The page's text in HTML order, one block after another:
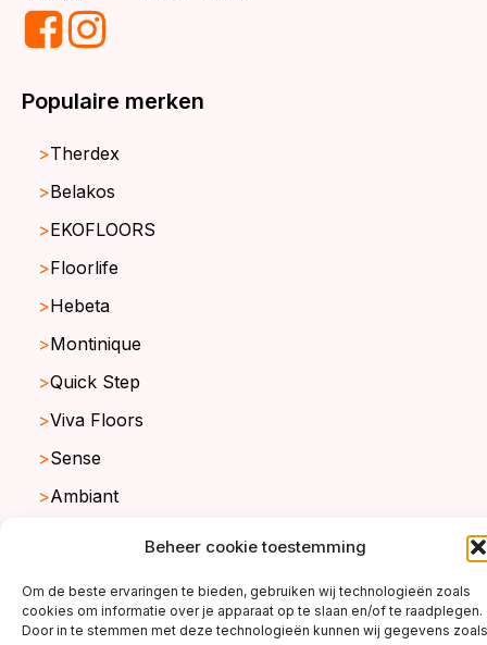
Beheer cookie toestemming
Om de beste ervaringen te bieden, gebruiken wij technologieën zoals
cookies om informatie over je apparaat op te slaan en/of te raadplegen.
Door in te stemmen met deze technologieën kunnen wij gegevens zoals
Populaire merken
Therdex
Belakos
EKOFLOORS
Floorlife
Hebeta
Montinique
Quick Step
Viva Floors
Sense
Ambiant
copyright ©2026